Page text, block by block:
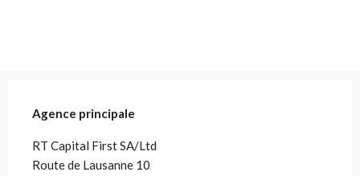
Agence principale
RT Capital First SA/Ltd
Route de Lausanne 10